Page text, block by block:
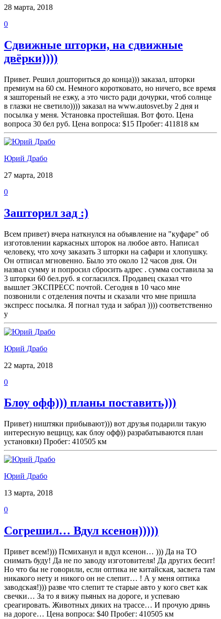
28 марта, 2018
0
Сдвижные шторки, на сдвижные
двёрки))))
Привет. Решил дошториться до конца))) заказал, шторки
премиум на 60 см. Немного коротковато, но ничего, все время
я заштореный не езжу, а это чисто ради дочурки, чтоб солнце
в глазки не светило)))) заказал на www.autosvet.by 2 дня и
посылка у меня. Установка простейшая. Вот фото. Цена
вопроса 30 бел руб. Цена вопроса: $15 Пробег: 411818 км
Юрий Драбо
27 марта, 2018
0
Зашторил зад :)
Всем привет) вчера наткнулся на объявление на "куфаре" об
изготовлении каркасных шторок на любое авто. Написал
человеку, что хочу заказать 3 шторки на сафари и хлопушку.
Он отписал мгновенно. Было это около 12 часов дня. Он
назвал сумму и попросил сбросить адрес . сумма составила за
3 шторки 60 бел.руб. я согласился. Продавец сказал что
вышлет ЭКСПРЕСС почтой. Сегодня в 10 часо мне
позвонили с отделения почты и сказали что мне пришла
экспресс посылка. Я погнал туда и забрал )))) соответственно
у
Юрий Драбо
22 марта, 2018
0
Блоу офф))) планы поставить)))
Привет) ништяки прибывают))) вот друзья подарили такую
интересную вещицу, как блоу офф)) разрабатываются план
установки) Пробег: 410505 км
Юрий Драбо
13 марта, 2018
0
Согрешил… Вдул ксенон)))))
Привет всем!))) Псмиханул и вдул ксенон… ))) Да на ТО
снимать буду! Да не по заводу изготовителя! Да других бесит!
Но что бы не говорили, если оптика не китайская, засвета там
никакого нету и никого он не слепит… ! А у меня оптика
заводская!))) разве что слепит те старые авто у кого свет как
свечки… За то я вижу пьяных на дороге, и успеваю
среагировать. Животных диких на трассе… И прочую дрянь
на дороге… Цена вопроса: $40 Пробег: 410505 км